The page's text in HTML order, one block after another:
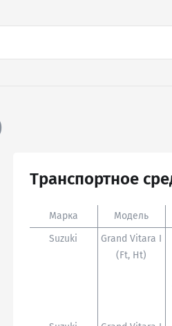
Транспортное
Марка Модель
Suzuki
Grand Vitara I
(ft, Ht)